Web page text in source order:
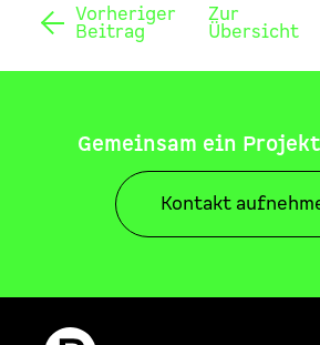
Vorheriger
Beitrag
Zur
Übersicht
Gemeinsam ein
Kontakt